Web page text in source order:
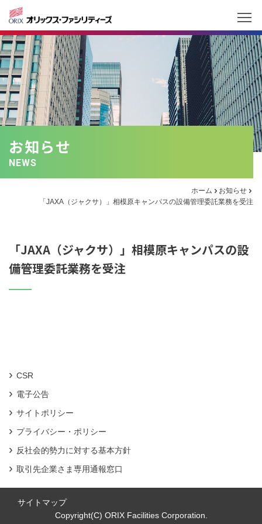
お知らせ
NEWS
ホーム
お知らせ
「JAXA（ジャクサ）」相模原キャンパスの設備管理委託業務を受注
「JAXA（ジャクサ）」相模原キャンパスの設
備管理委託業務を受注
CSR
電子公告
サイトポリシー
プライバシー・ポリシー
反社会的勢力に対する基本方針
取引先企業さま専用通報窓口
サイトマップ
Copyright(C) ORIX Facilities Corporation.